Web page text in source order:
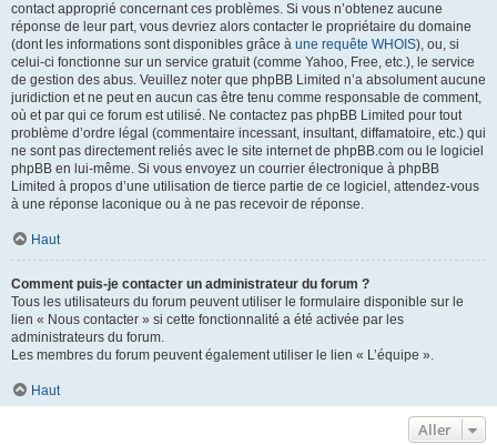
contact approprié concernant ces problèmes. Si vous n’obtenez aucune
réponse de leur part, vous devriez alors contacter le propriétaire du domaine
(dont les informations sont disponibles grâce à une requête WHOIS), ou, si
celui-ci fonctionne sur un service gratuit (comme Yahoo, Free, etc.), le service
de gestion des abus. Veuillez noter que phpBB Limited n’a absolument aucune
juridiction et ne peut en aucun cas être tenu comme responsable de comment,
où et par qui ce forum est utilisé. Ne contactez pas phpBB Limited pour tout
problème d’ordre légal (commentaire incessant, insultant, diffamatoire, etc.) qui
ne sont pas directement reliés avec le site internet de phpBB.com ou le logiciel
phpBB en lui-même. Si vous envoyez un courrier électronique à phpBB
Limited à propos d’une utilisation de tierce partie de ce logiciel, attendez-vous
à une réponse laconique ou à ne pas recevoir de réponse.
Haut
Comment puis-je contacter un administrateur du forum ?
Tous les utilisateurs du forum peuvent utiliser le formulaire disponible sur le
lien « Nous contacter » si cette fonctionnalité a été activée par les
administrateurs du forum.
Les membres du forum peuvent également utiliser le lien « L’équipe ».
Haut
Aller